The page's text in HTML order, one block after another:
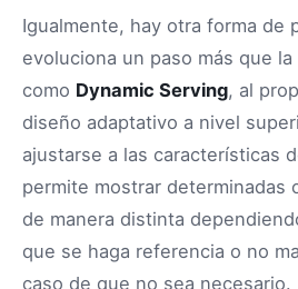
Igualmente, hay otra forma de
evoluciona un paso más que
como Dynamic Serving, al
diseño adaptativo a nivel
ajustarse a las características
permite mostrar determinadas
de manera distinta
que se haga referencia o no
caso de que no sea necesario.